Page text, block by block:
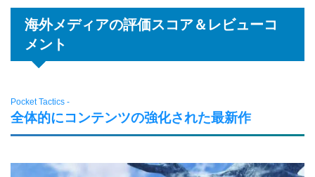
海外メディアの評価スコア＆レビューコ
メント
Pocket Tactics -
全体的にコンテンツの強化された最新作